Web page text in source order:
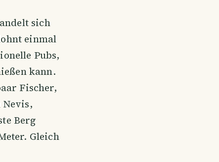
sich
einmal
Pubs,
kann.
Fischer,
Nevis,
Berg
Gleich